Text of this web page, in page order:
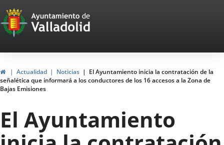
Portal
Web
del
Ayuntamiento
de
Valladolid
InicioActualidad Noticias
El Ayuntamiento inicia la contratación de la
señalética que informará a los conductores de los 16 accesos a la Zona de
Bajas Emisiones
El Ayuntamiento